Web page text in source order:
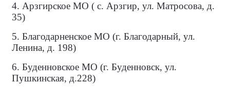
4. Арзгирское МО ( с. Арзгир, ул. Матросова, д.
35)
5. Благодарненское МО (г. Благодарный, ул.
Ленина, д. 198)
6. Буденновское МО (г. Буденновск, ул.
Пушкинская, д.228)